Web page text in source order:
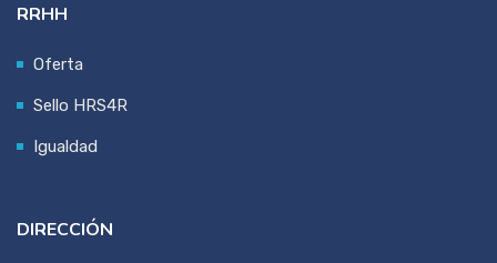
RRHH
Oferta
Sello HRS4R
Igualdad
DIRECCIÓN